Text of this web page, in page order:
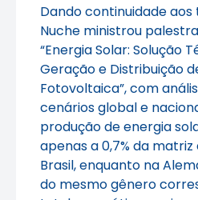
Dando continuidade
Nuche ministrou
“Energia Solar: Solução
Geração e Distribuição
Fotovoltaica”, com
cenários global e
produção de energia
apenas a 0,7% da
Brasil, enquanto na
do mesmo gênero